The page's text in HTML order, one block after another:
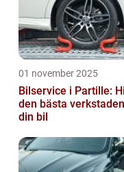
01 november 2025
Bilservice i Partille:
den bästa
din bil